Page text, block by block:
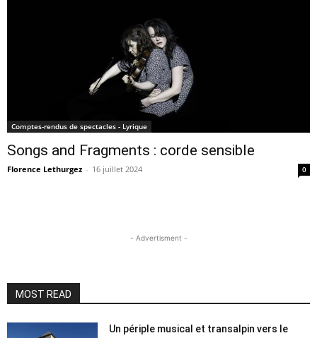
Comptes-rendus de spectacles - Lyrique
Songs and Fragments : corde sensible
Florence Lethurgez - 16 juillet 2024 0
- Advertisment -
MOST READ
Un périple musical et transalpin vers le